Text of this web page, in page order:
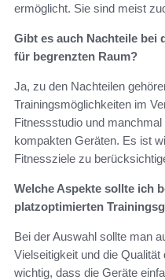
ermöglicht. Sie sind meist
Gibt es auch Nachteile bei
für begrenzten Raum?
Ja, zu den Nachteilen
Trainingsmöglichkeiten im
Fitnessstudio und
kompakten Geräten. Es ist
Fitnessziele zu
Welche Aspekte sollte ich
platzoptimierten
Bei der Auswahl sollte man
Vielseitigkeit und die
wichtig, dass die Geräte